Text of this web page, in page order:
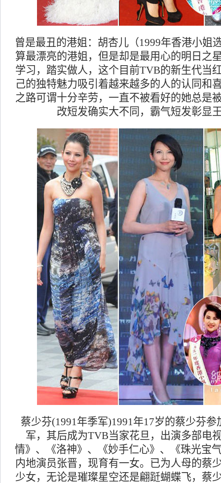
曾是最丑的港姐：胡杏儿（1999年香港小姐
算最漂亮的港姐，但是却是最用心的明日之
学习，踏实做人，这个目前TVB的新生代当
己的独特魅力吸引着越来越多的人的认同和
之路可谓十分辛劳，一直不被看好的她总是
改短发确实大不同，霸气短发彰显
蔡少芬(1991年季军)1991年17岁的蔡少芬
军，其后成为TVB当家花旦，出演多部电
情》、《洛神》、《妙手仁心》、《珠光宝
内地演员张晋，现育有一女。已为人母的蔡
少女，无论是璀璨星空还是翩跹蝴蝶飞，蔡